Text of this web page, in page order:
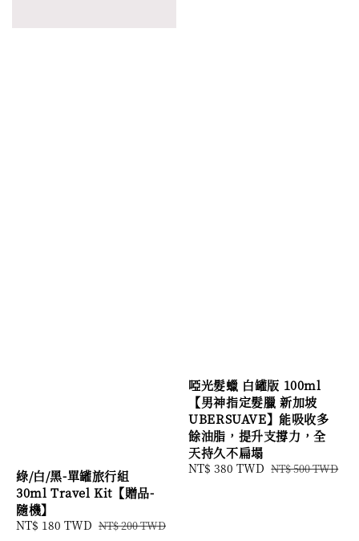
綠/白/黑-單罐旅行組
30ml Travel Kit【贈品-
隨機】
Sale
NT$ 180 TWD Regular
NT$ 200 TWD
啞光髮蠟 白罐版 100ml
【男神指定髮臘 新加坡
UBERSUAVE】能吸收多
餘油脂，提升支撐力，全
天持久不扁塌
Sale
NT$ 380 TWD Regular
NT$ 500 TWD